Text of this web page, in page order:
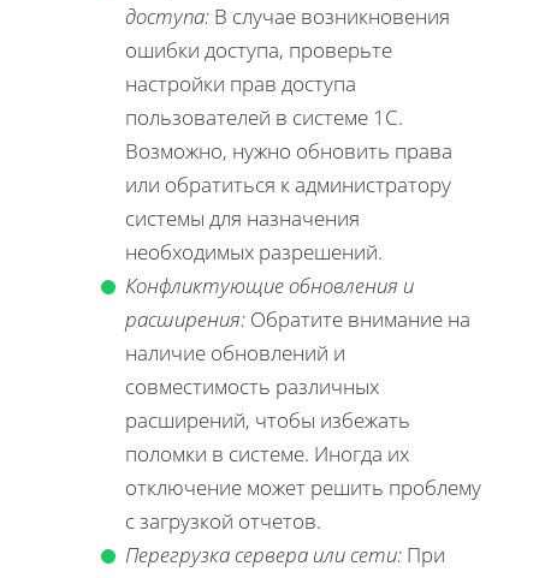
доступа: В случае возникновения
ошибки доступа, проверьте
настройки прав доступа
пользователей в системе 1С.
Возможно, нужно обновить права
или обратиться к администратору
системы для назначения
необходимых разрешений.
Конфликтующие обновления и
расширения: Обратите внимание на
наличие обновлений и
совместимость различных
расширений, чтобы избежать
поломки в системе. Иногда их
отключение может решить проблему
с загрузкой отчетов.
Перегрузка сервера или сети: При